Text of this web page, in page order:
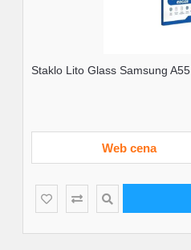
Staklo Lito Glass Samsung A55
Web cena